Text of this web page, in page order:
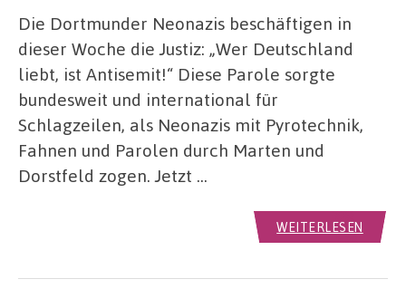
Die Dortmunder Neonazis beschäftigen in
dieser Woche die Justiz: „Wer Deutschland
liebt, ist Antisemit!“ Diese Parole sorgte
bundesweit und international für
Schlagzeilen, als Neonazis mit Pyrotechnik,
Fahnen und Parolen durch Marten und
Dorstfeld zogen. Jetzt …
WEITERLESEN